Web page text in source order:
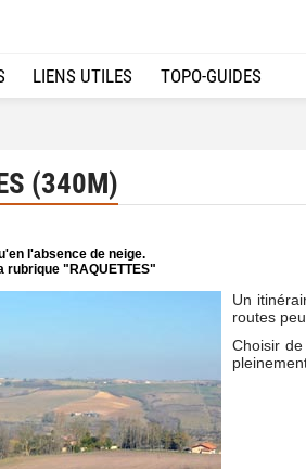
LIENS UTILES TOPO-GUIDES
(340M)
l'absence de neige.
rubrique "RAQUETTES"
Un
routes
Choisir